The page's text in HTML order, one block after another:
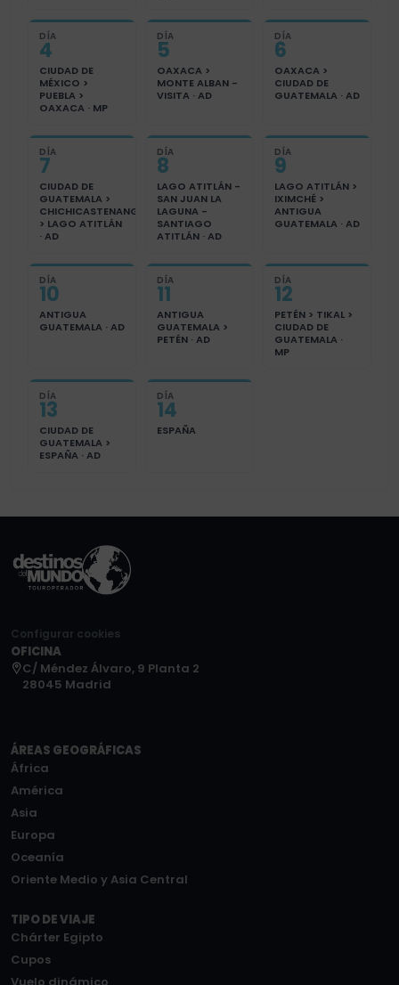
DÍA
4
CIUDAD DE
MÉXICO >
PUEBLA >
OAXACA · MP
DÍA
5
OAXACA >
MONTE ALBAN -
VISITA · AD
DÍA
6
OAXACA >
CIUDAD DE
GUATEMALA · AD
DÍA
7
CIUDAD DE
GUATEMALA >
CHICHICASTENANGO
> LAGO ATITLÁN
· AD
DÍA
8
LAGO ATITLÁN -
SAN JUAN LA
LAGUNA -
SANTIAGO
ATITLÁN · AD
DÍA
9
LAGO ATITLÁN >
IXIMCHÉ >
ANTIGUA
GUATEMALA · AD
DÍA
10
ANTIGUA
GUATEMALA · AD
DÍA
11
ANTIGUA
GUATEMALA >
PETÉN · AD
DÍA
12
PETÉN > TIKAL >
CIUDAD DE
GUATEMALA ·
MP
DÍA
13
CIUDAD DE
GUATEMALA >
ESPAÑA · AD
DÍA
14
ESPAÑA
Configurar cookies
OFICINA
C/ Méndez Álvaro, 9 Planta 2
28045 Madrid
ÁREAS GEOGRÁFICAS
África
América
Asia
Europa
Oceanía
Oriente Medio y Asia Central
TIPO DE VIAJE
Chárter Egipto
Cupos